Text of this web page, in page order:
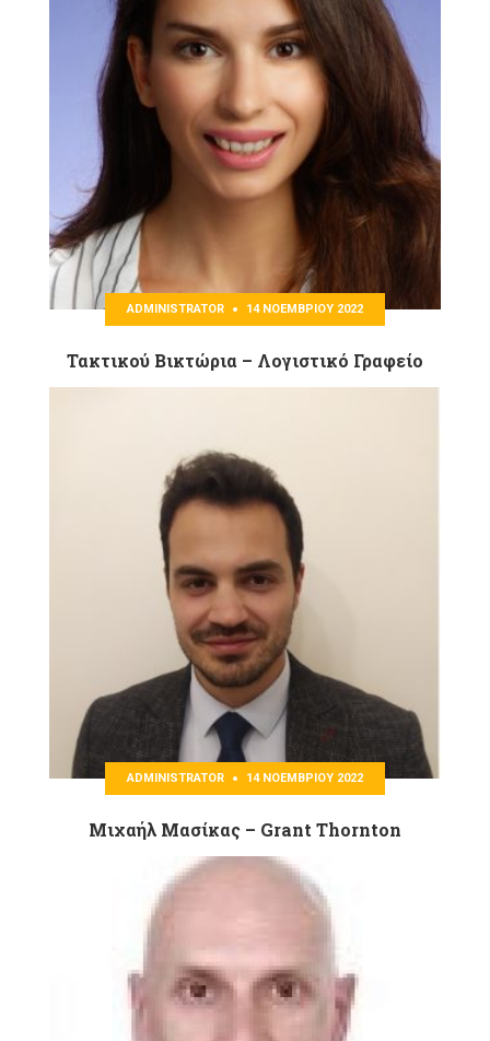
ADMINISTRATOR 14 ΝΟΕΜΒΡΊΟΥ 2022
Τακτικού Βικτώρια – Λογιστικό Γραφείο
ADMINISTRATOR 14 ΝΟΕΜΒΡΊΟΥ 2022
Μιχαήλ Μασίκας – Grant Thornton